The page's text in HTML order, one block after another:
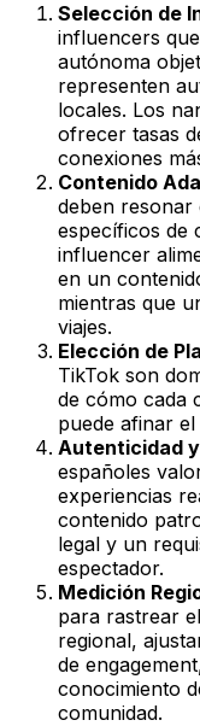
Selección de
influencers
autónoma
representen
locales. Los
ofrecer tasas
conexiones
Contenido
deben
específicos de
influencer
en un
mientras que
viajes.
Elección de
TikTok son
de cómo cada
puede afinar
Autenticidad
españoles
experiencias
contenido
legal y un
espectador.
Medición
para rastrear
regional,
de
conocimiento
comunidad.